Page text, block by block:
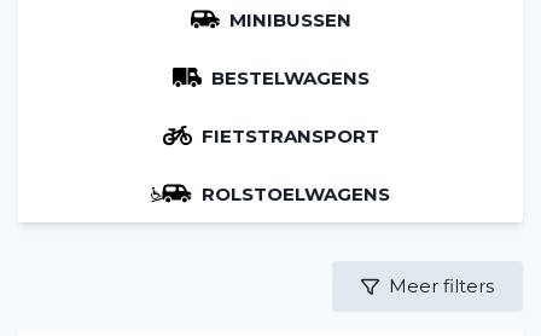
MINIBUSSEN
BESTELWAGENS
FIETSTRANSPORT
ROLSTOELWAGENS
Meer filters